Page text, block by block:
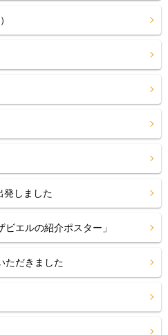
しました
ビエルの紹介ポスター」
ただきました